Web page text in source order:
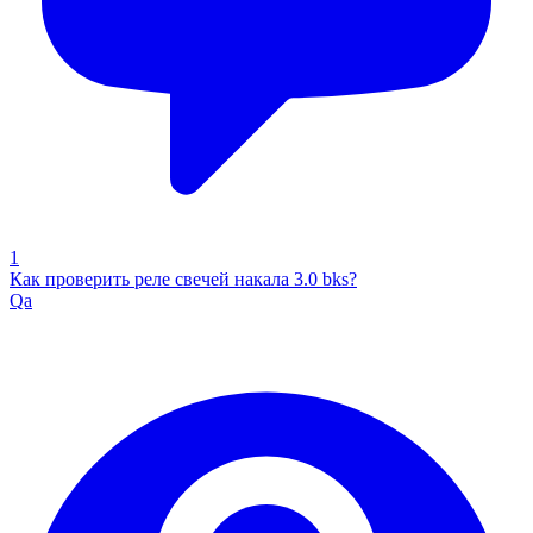
1
Как проверить реле свечей накала 3.0 bks?
Qa